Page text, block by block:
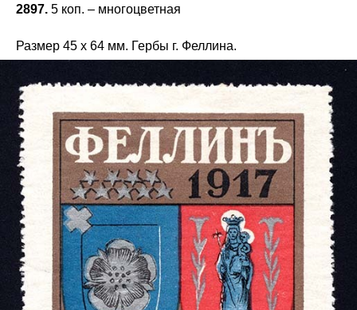
2897. 5 коп. – многоцветная
Размер 45 х 64 мм. Гербы г. Феллина.